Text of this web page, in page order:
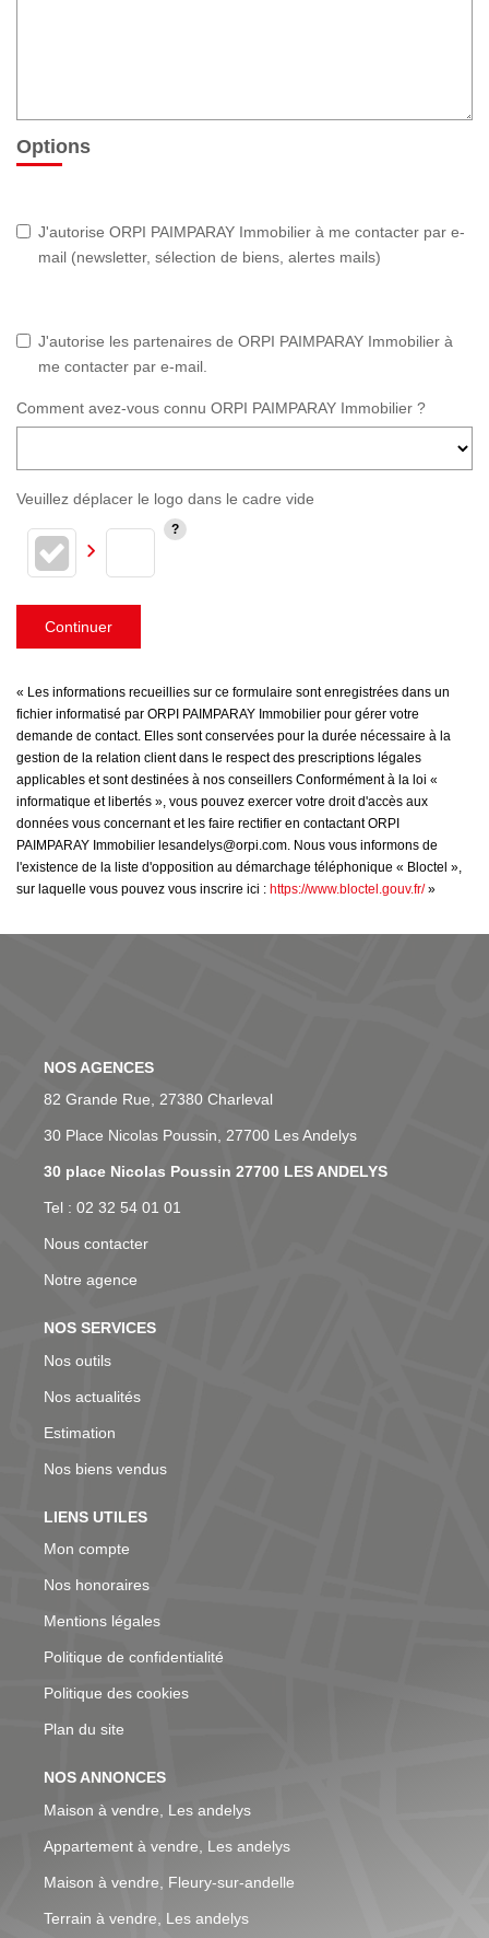
Options
J'autorise ORPI PAIMPARAY Immobilier à me contacter par e-
mail (newsletter, sélection de biens, alertes mails)
J'autorise les partenaires de ORPI PAIMPARAY Immobilier à
me contacter par e-mail.
Comment avez-vous connu ORPI PAIMPARAY Immobilier ?
Veuillez déplacer le logo dans le cadre vide
Continuer
« Les informations recueillies sur ce formulaire sont enregistrées dans un
fichier informatisé par ORPI PAIMPARAY Immobilier pour gérer votre
demande de contact. Elles sont conservées pour la durée nécessaire à la
gestion de la relation client dans le respect des prescriptions légales
applicables et sont destinées à nos conseillers Conformément à la loi «
informatique et libertés », vous pouvez exercer votre droit d'accès aux
données vous concernant et les faire rectifier en contactant ORPI
PAIMPARAY Immobilier lesandelys@orpi.com. Nous vous informons de
l'existence de la liste d'opposition au démarchage téléphonique « Bloctel »,
sur laquelle vous pouvez vous inscrire ici : https://www.bloctel.gouv.fr/»
NOS AGENCES
82 Grande Rue, 27380 Charleval
30 Place Nicolas Poussin, 27700 Les Andelys
30 place Nicolas Poussin 27700 LES ANDELYS
Tel : 02 32 54 01 01
Nous contacter
Notre agence
NOS SERVICES
Nos outils
Nos actualités
Estimation
Nos biens vendus
LIENS UTILES
Mon compte
Nos honoraires
Mentions légales
Politique de confidentialité
Politique des cookies
Plan du site
NOS ANNONCES
Maison à vendre, Les andelys
Appartement à vendre, Les andelys
Maison à vendre, Fleury-sur-andelle
Terrain à vendre, Les andelys